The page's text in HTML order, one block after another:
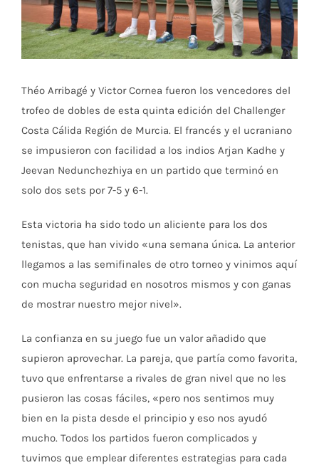
Théo Arribagé y Victor Cornea fueron los vencedores del
trofeo de dobles de esta quinta edición del Challenger
Costa Cálida Región de Murcia. El francés y el ucraniano
se impusieron con facilidad a los indios Arjan Kadhe y
Jeevan Nedunchezhiya en un partido que terminó en
solo dos sets por 7-5 y 6-1.
Esta victoria ha sido todo un aliciente para los dos
tenistas, que han vivido «una semana única. La anterior
llegamos a las semifinales de otro torneo y vinimos aquí
con mucha seguridad en nosotros mismos y con ganas
de mostrar nuestro mejor nivel».
La confianza en su juego fue un valor añadido que
supieron aprovechar. La pareja, que partía como favorita,
tuvo que enfrentarse a rivales de gran nivel que no les
pusieron las cosas fáciles, «pero nos sentimos muy
bien en la pista desde el principio y eso nos ayudó
mucho. Todos los partidos fueron complicados y
tuvimos que emplear diferentes estrategias para cada